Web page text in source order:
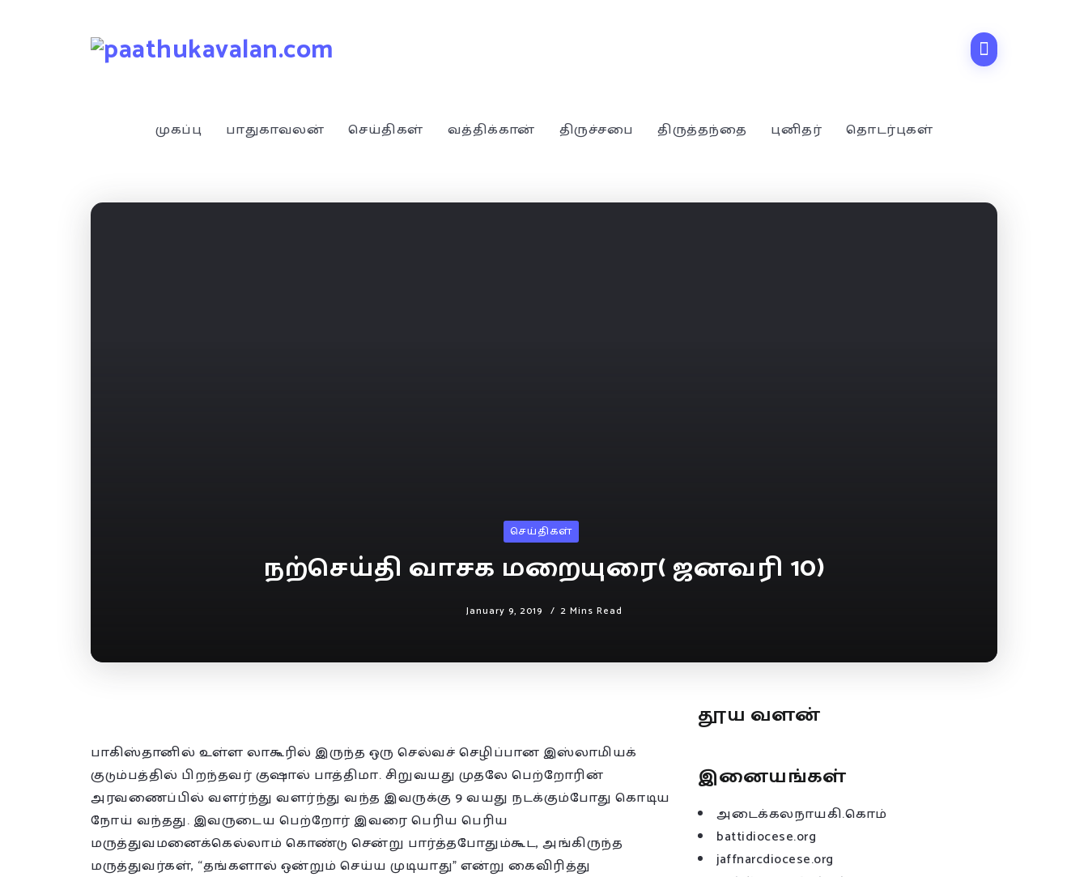
முகப்பு பாதுகாவலன் செய்திகள் வத்திக்கான் திருச்சபை திருத்தந்தை புனிதர் தொடர்புகள்
செய்திகள்
நற்செய்தி வாசக மறையுரை( ஜனவரி 10)
January 9, 2019 2 Mins Read
பாகிஸ்தானில் உள்ள லாகூரில் இருந்த ஒரு செல்வச் செழிப்பான இஸ்லாமியக்
குடும்பத்தில் பிறந்தவர் குஷால் பாத்திமா. சிறுவயது முதலே பெற்றோரின்
அரவணைப்பில் வளர்ந்து வளர்ந்து வந்த இவருக்கு 9 வயது நடக்கும்போது கொடிய
நோய் வந்தது. இவருடைய பெற்றோர் இவரை பெரிய பெரிய
மருத்துவமனைக்கெல்லாம் கொண்டு சென்று பார்த்தபோதும்கூட, அங்கிருந்த
மருத்துவர்கள், “தங்களால் ஒன்றும் செய்ய முடியாது” என்று கைவிரித்து
தூய வளன்
இனையங்கள்
அடைக்கலநாயகி.கொம்
battidiocese.org
jaffnarcdiocese.org